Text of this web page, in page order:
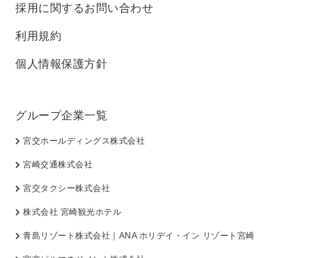
採用に関するお問い合わせ
利用規約
個人情報保護方針
グループ企業一覧
宮交ホールディングス株式会社
宮崎交通株式会社
宮交タクシー株式会社
株式会社 宮崎観光ホテル
青島リゾート株式会社｜ANA ホリデイ・イン リゾート宮崎